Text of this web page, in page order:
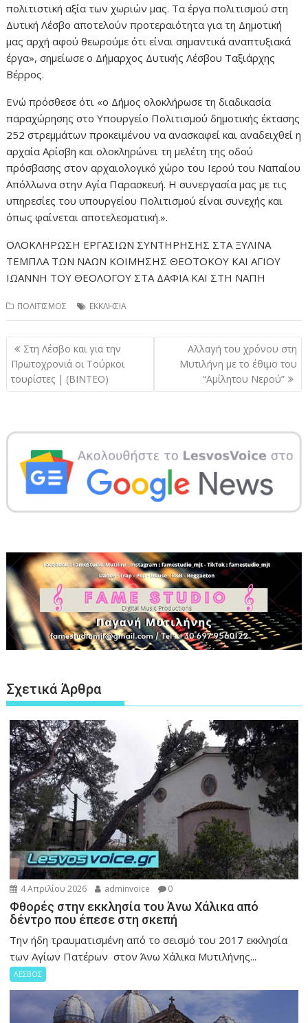
πολιτιστική αξία των χωριών μας. Τα έργα πολιτισμού στη
Δυτική Λέσβο αποτελούν προτεραιότητα για τη Δημοτική
μας αρχή αφού θεωρούμε ότι είναι σημαντικά αναπτυξιακά
έργα», σημείωσε ο Δήμαρχος Δυτικής Λέσβου Ταξιάρχης
Βέρρος.
Ενώ πρόσθεσε ότι «ο Δήμος ολοκλήρωσε τη διαδικασία
παραχώρησης στο Υπουργείο Πολιτισμού δημοτικής έκτασης
252 στρεμμάτων προκειμένου να ανασκαφεί και αναδειχθεί η
αρχαία Αρίσβη και ολοκληρώνει τη μελέτη της οδού
πρόσβασης στον αρχαιολογικό χώρο του Ιερού του Ναπαίου
Απόλλωνα στην Αγία Παρασκευή. Η συνεργασία μας με τις
υπηρεσίες του υπουργείου Πολιτισμού είναι συνεχής και
όπως φαίνεται αποτελεσματική.».
ΟΛΟΚΛΗΡΩΣΗ ΕΡΓΑΣΙΩΝ ΣΥΝΤΗΡΗΣΗΣ ΣΤΑ ΞΥΛΙΝΑ
ΤΕΜΠΛΑ ΤΩΝ ΝΑΩΝ ΚΟΙΜΗΣΗΣ ΘΕΟΤΟΚΟΥ ΚΑΙ ΑΓΙΟΥ
ΙΩΑΝΝΗ ΤΟΥ ΘΕΟΛΟΓΟΥ ΣΤΑ ΔΑΦΙΑ ΚΑΙ ΣΤΗ ΝΑΠΗ
ΠΟΛΙΤΙΣΜΟΣ ΕΚΚΛΗΣΙΑ
Πλοήγηση
άρθρων
Στη Λέσβο και για την
Πρωτοχρονιά οι Τούρκοι
τουρίστες | (ΒΙΝΤΕΟ)
Αλλαγή του χρόνου στη
Μυτιλήνη με το έθιμο του
“Αμίλητου Νερού”
Σχετικά Άρθρα
4 Απριλίου 2026 adminvoice 0
Φθορές στην εκκλησία του Άνω Χάλικα από
δέντρο που έπεσε στη σκεπή
Την ήδη τραυματισμένη από το σεισμό του 2017 εκκλησία
των Αγίων Πατέρων στον Άνω Χάλικα Μυτιλήνης...
ΛΕΣΒΟΣ